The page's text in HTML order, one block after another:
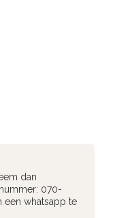
dan
070-
een whatsapp te